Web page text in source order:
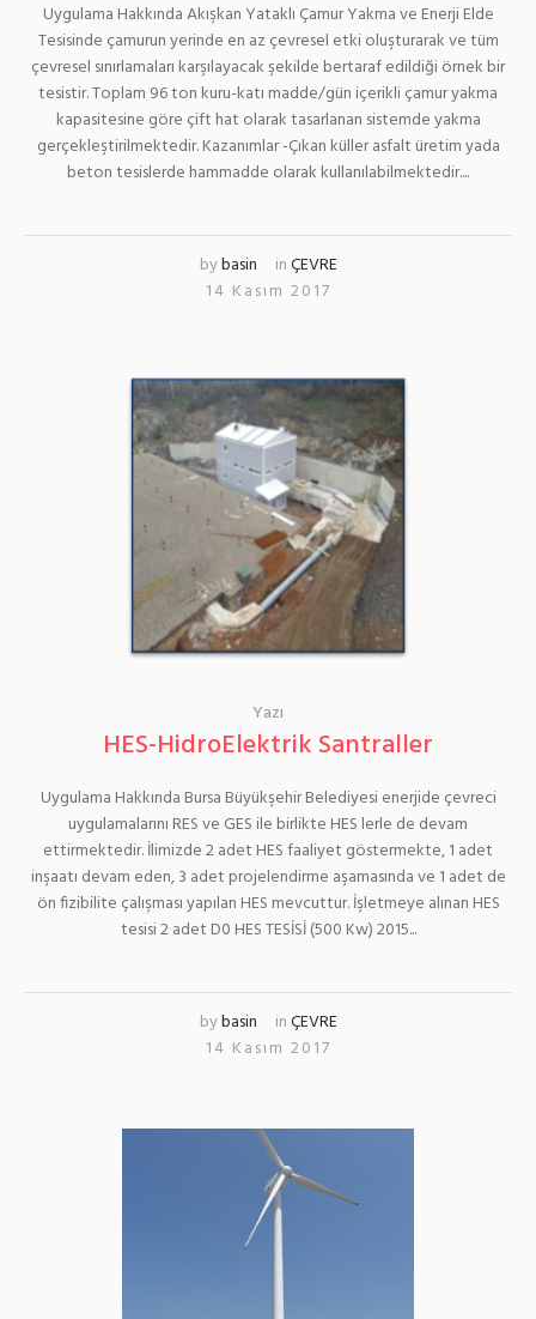
Uygulama Hakkında Akışkan Yataklı Çamur Yakma ve Enerji Elde
Tesisinde çamurun yerinde en az çevresel etki oluşturarak ve tüm
çevresel sınırlamaları karşılayacak şekilde bertaraf edildiği örnek bir
tesistir. Toplam 96 ton kuru-katı madde/gün içerikli çamur yakma
kapasitesine göre çift hat olarak tasarlanan sistemde yakma
gerçekleştirilmektedir. Kazanımlar -Çıkan küller asfalt üretim yada
beton tesislerde hammadde olarak kullanılabilmektedir....
bybasin inÇEVRE
14 Kasım 2017
Yazı
HES-HidroElektrik Santraller
Uygulama Hakkında Bursa Büyükşehir Belediyesi enerjide çevreci
uygulamalarını RES ve GES ile birlikte HES lerle de devam
ettirmektedir. İlimizde 2 adet HES faaliyet göstermekte, 1 adet
inşaatı devam eden, 3 adet projelendirme aşamasında ve 1 adet de
ön fizibilite çalışması yapılan HES mevcuttur. İşletmeye alınan HES
tesisi 2 adet D0 HES TESİSİ (500 Kw) 2015...
bybasin inÇEVRE
14 Kasım 2017